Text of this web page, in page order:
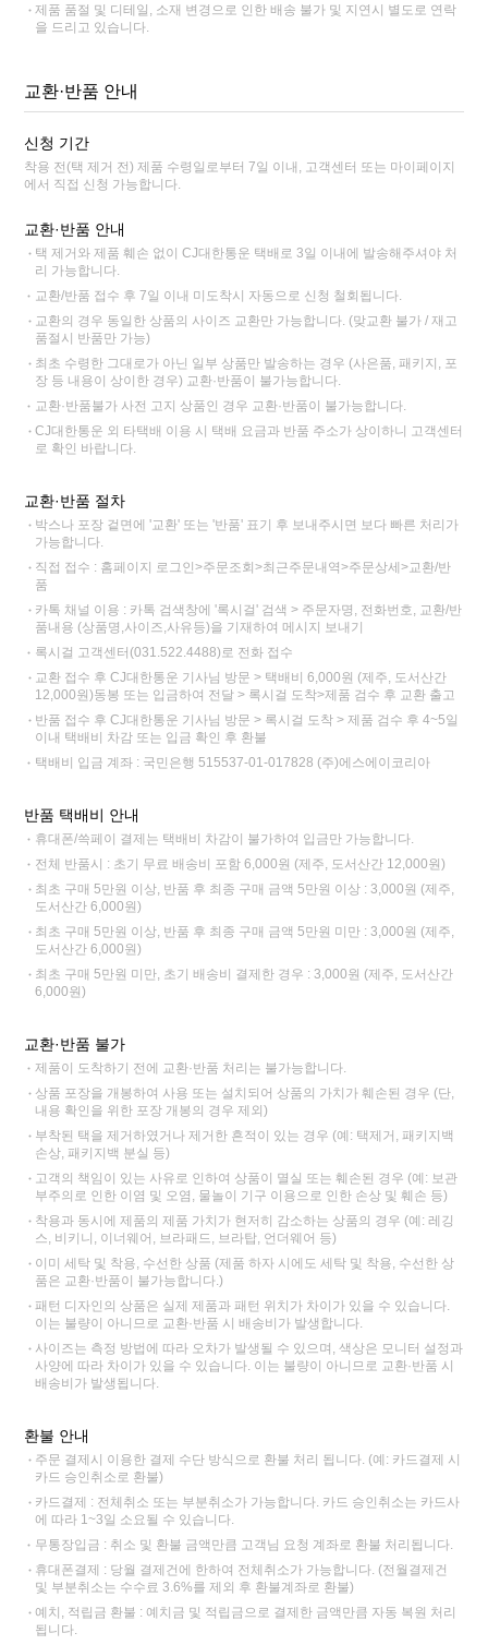
제품 품절 및 디테일, 소재 변경으로 인한 배송 불가 및 지연시 별도로 연락
을 드리고 있습니다.
교환·반품 안내
신청 기간
착용 전(택 제거 전) 제품 수령일로부터 7일 이내, 고객센터 또는 마이페이지
에서 직접 신청 가능합니다.
교환·반품 안내
택 제거와 제품 훼손 없이 CJ대한통운 택배로 3일 이내에 발송해주셔야 처
리 가능합니다.
교환/반품 접수 후 7일 이내 미도착시 자동으로 신청 철회됩니다.
교환의 경우 동일한 상품의 사이즈 교환만 가능합니다. (맞교환 불가 / 재고
품절시 반품만 가능)
최초 수령한 그대로가 아닌 일부 상품만 발송하는 경우 (사은품, 패키지, 포
장 등 내용이 상이한 경우) 교환·반품이 불가능합니다.
교환·반품불가 사전 고지 상품인 경우 교환·반품이 불가능합니다.
CJ대한통운 외 타택배 이용 시 택배 요금과 반품 주소가 상이하니 고객센터
로 확인 바랍니다.
교환·반품 절차
박스나 포장 겉면에 '교환' 또는 '반품' 표기 후 보내주시면 보다 빠른 처리가
가능합니다.
직접 접수 : 홈페이지 로그인>주문조회>최근주문내역>주문상세>교환/반
품
카톡 채널 이용 : 카톡 검색창에 '록시걸' 검색 > 주문자명, 전화번호, 교환/반
품내용 (상품명,사이즈,사유등)을 기재하여 메시지 보내기
록시걸 고객센터(031.522.4488)로 전화 접수
교환 접수 후 CJ대한통운 기사님 방문 > 택배비 6,000원 (제주, 도서산간
12,000원)동봉 또는 입금하여 전달 > 록시걸 도착>제품 검수 후 교환 출고
반품 접수 후 CJ대한통운 기사님 방문 > 록시걸 도착 > 제품 검수 후 4~5일
이내 택배비 차감 또는 입금 확인 후 환불
택배비 입금 계좌 : 국민은행 515537-01-017828 (주)에스에이코리아
반품 택배비 안내
휴대폰/쓱페이 결제는 택배비 차감이 불가하여 입금만 가능합니다.
전체 반품시 : 초기 무료 배송비 포함 6,000원 (제주, 도서산간 12,000원)
최초 구매 5만원 이상, 반품 후 최종 구매 금액 5만원 이상 : 3,000원 (제주,
도서산간 6,000원)
최초 구매 5만원 이상, 반품 후 최종 구매 금액 5만원 미만 : 3,000원 (제주,
도서산간 6,000원)
최초 구매 5만원 미만, 초기 배송비 결제한 경우 : 3,000원 (제주, 도서산간
6,000원)
교환·반품 불가
제품이 도착하기 전에 교환·반품 처리는 불가능합니다.
상품 포장을 개봉하여 사용 또는 설치되어 상품의 가치가 훼손된 경우 (단,
내용 확인을 위한 포장 개봉의 경우 제외)
부착된 택을 제거하였거나 제거한 흔적이 있는 경우 (예: 택제거, 패키지백
손상, 패키지백 분실 등)
고객의 책임이 있는 사유로 인하여 상품이 멸실 또는 훼손된 경우 (예: 보관
부주의로 인한 이염 및 오염, 물놀이 기구 이용으로 인한 손상 및 훼손 등)
착용과 동시에 제품의 제품 가치가 현저히 감소하는 상품의 경우 (예: 레깅
스, 비키니, 이너웨어, 브라패드, 브라탑, 언더웨어 등)
이미 세탁 및 착용, 수선한 상품 (제품 하자 시에도 세탁 및 착용, 수선한 상
품은 교환·반품이 불가능합니다.)
패턴 디자인의 상품은 실제 제품과 패턴 위치가 차이가 있을 수 있습니다.
이는 불량이 아니므로 교환·반품 시 배송비가 발생합니다.
사이즈는 측정 방법에 따라 오차가 발생될 수 있으며, 색상은 모니터 설정과
사양에 따라 차이가 있을 수 있습니다. 이는 불량이 아니므로 교환·반품 시
배송비가 발생됩니다.
환불 안내
주문 결제시 이용한 결제 수단 방식으로 환불 처리 됩니다. (예: 카드결제 시
카드 승인취소로 환불)
카드결제 : 전체취소 또는 부분취소가 가능합니다. 카드 승인취소는 카드사
에 따라 1~3일 소요될 수 있습니다.
무통장입금 : 취소 및 환불 금액만큼 고객님 요청 계좌로 환불 처리됩니다.
휴대폰결제 : 당월 결제건에 한하여 전체취소가 가능합니다. (전월결제건
및 부분취소는 수수료 3.6%를 제외 후 환불계좌로 환불)
예치, 적립금 환불 : 예치금 및 적립금으로 결제한 금액만큼 자동 복원 처리
됩니다.